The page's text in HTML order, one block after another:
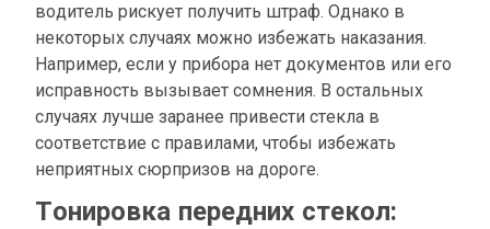
водитель рискует получить штраф. Однако в
некоторых случаях можно избежать наказания.
Например, если у прибора нет документов или его
исправность вызывает сомнения. В остальных
случаях лучше заранее привести стекла в
соответствие с правилами, чтобы избежать
неприятных сюрпризов на дороге.
Тонировка передних стекол: